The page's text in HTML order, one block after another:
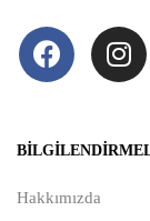
Hakkımızda